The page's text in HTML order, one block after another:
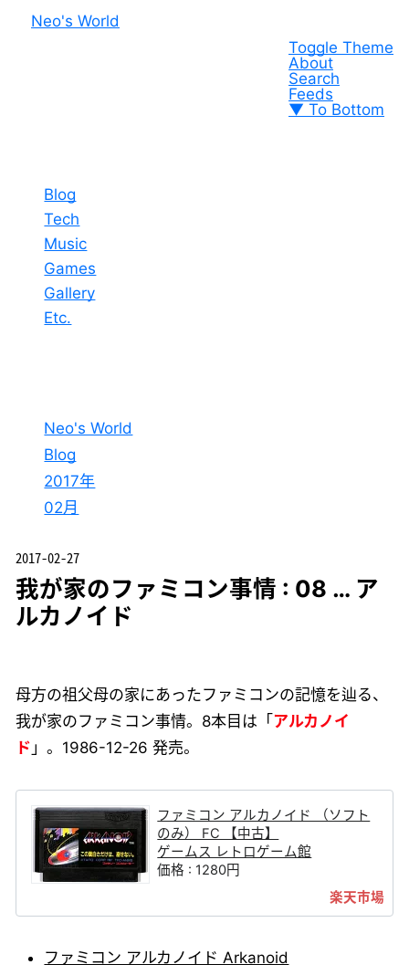
Neo's World
Toggle Theme
About
Search
Feeds
▼ To Bottom
Blog
Tech
Music
Games
Gallery
Etc.
Neo's World
Blog
2017年
02月
2017-02-27
我が家のファミコン事情 : 08 … ア
ルカノイド
母方の祖父母の家にあったファミコンの記憶を辿る、
我が家のファミコン事情。8本目は「アルカノイ
ド 」。1986-12-26 発売。
ファミコン アルカノイド （ソフト
のみ） FC 【中古】
ゲームス レトロゲーム館
価格 : 1280円
ファミコン アルカノイド Arkanoid